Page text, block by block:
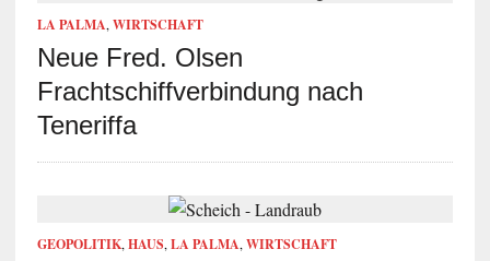
LA PALMA,WIRTSCHAFT
Neue Fred. Olsen
Frachtschiffverbindung nach
Teneriffa
GEOPOLITIK,HAUS,LA PALMA,WIRTSCHAFT